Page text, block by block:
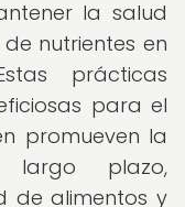
la salud
nutrientes en
prácticas
para el
promueven la
largo plazo,
de alimentos y